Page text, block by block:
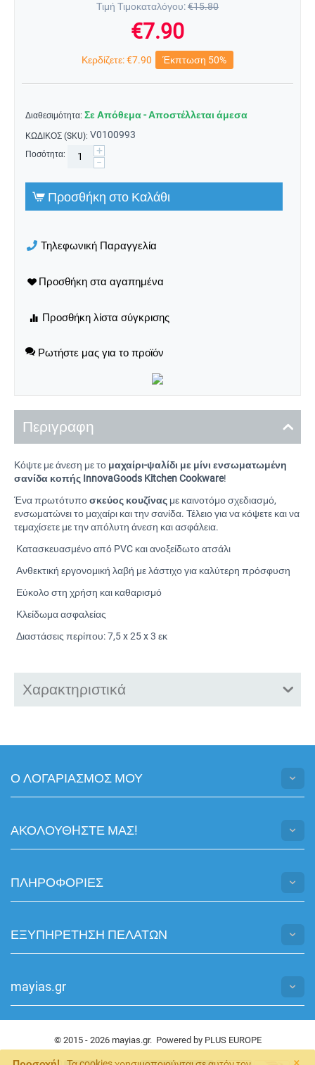
×
Τιμή Τιμοκαταλόγου:€15.80
€7.90
Κερδίζετε:€7.90 Έκπτωση 50%
Διαθεσιμότητα: Σε Απόθεμα - Αποστέλλεται άμεσα
ΚΩΔΙΚΟΣ (SKU): V0100993
Ποσότητα: +
−
Προσθήκη στο Καλάθι
Τηλεφωνική Παραγγελία
Ρωτήστε μας για το προϊόν
Περιγραφη
Κόψτε με άνεση με το μαχαίρι-ψαλίδι με μίνι ενσωματωμένη
σανίδα κοπής InnovaGoods KitchenCookware!
Ένα πρωτότυποσκεύος κουζίνας με καινοτόμο σχεδιασμό,
ενσωματώνει το μαχαίρι και την σανίδα. Τέλειο για να κόψετε και να
τεμαχίσετε με την απόλυτη άνεση και ασφάλεια.
 Κατασκευασμένο από PVC και ανοξείδωτο ατσάλι
 Ανθεκτική εργονομική λαβή με λάστιχο για καλύτερη πρόσφυση
 Εύκολο στη χρήση και καθαρισμό
 Κλείδωμα ασφαλείας
 Διαστάσεις περίπου: 7,5 x 25 x 3 εκ
Χαρακτηριστικά
Ο ΛΟΓΑΡΙΑΣΜΟΣ ΜΟΥ
ΑΚΟΛΟΥΘHΣΤΕ ΜΑΣ!
ΠΛΗΡΟΦΟΡΙΕΣ
ΕΞΥΠΗΡΕΤΗΣΗ ΠΕΛΑΤΩΝ
mayias.gr
© 2015 - 2026 mayias.gr. Powered by PLUS EUROPE